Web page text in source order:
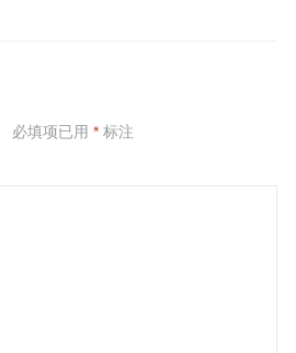
必填项已用 *标注